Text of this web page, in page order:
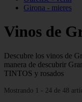
Girona - mieres
Vinos de
Descubre los vinos de
manera de descubrir
TINTOS y rosados
Mostrando 1 - 24 de 48